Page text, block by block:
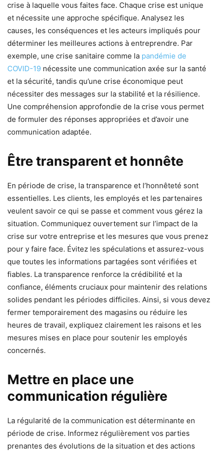
crise à laquelle vous faites face. Chaque crise est unique
et nécessite une approche spécifique. Analysez les
causes, les conséquences et les acteurs impliqués pour
déterminer les meilleures actions à entreprendre. Par
exemple, une crise sanitaire comme la pandémie de
COVID-19 nécessite une communication axée sur la santé
et la sécurité, tandis qu’une crise économique peut
nécessiter des messages sur la stabilité et la résilience.
Une compréhension approfondie de la crise vous permet
de formuler des réponses appropriées et d’avoir une
communication adaptée.
Être transparent et honnête
En période de crise, la transparence et l’honnêteté sont
essentielles. Les clients, les employés et les partenaires
veulent savoir ce qui se passe et comment vous gérez la
situation. Communiquez ouvertement sur l’impact de la
crise sur votre entreprise et les mesures que vous prenez
pour y faire face. Évitez les spéculations et assurez-vous
que toutes les informations partagées sont vérifiées et
fiables. La transparence renforce la crédibilité et la
confiance, éléments cruciaux pour maintenir des relations
solides pendant les périodes difficiles. Ainsi, si vous devez
fermer temporairement des magasins ou réduire les
heures de travail, expliquez clairement les raisons et les
mesures mises en place pour soutenir les employés
concernés.
Mettre en place une
communication régulière
La régularité de la communication est déterminante en
période de crise. Informez régulièrement vos parties
prenantes des évolutions de la situation et des actions